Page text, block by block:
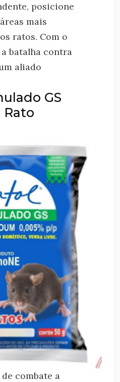
posicione
mais
ratos. Com o
batalha contra
aliado
GS
Rato
combate a